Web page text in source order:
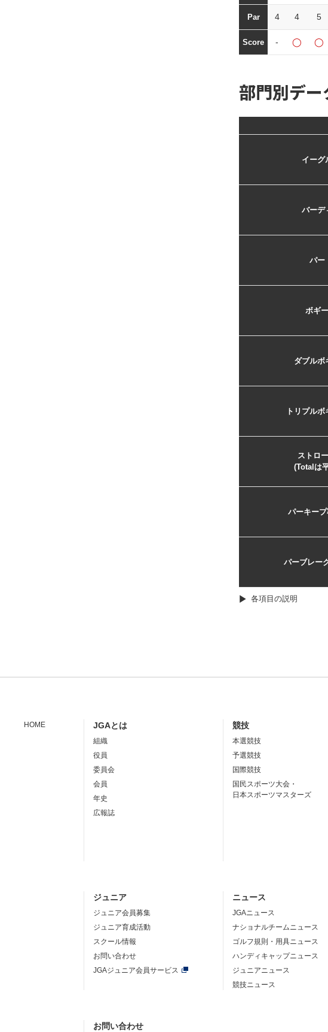
Par 4 4 5
Score - ◯ ◯
部門別デー
イーグ
バーデ
パー
ボギー
ダブルボ
トリプルボ
ストロ
(Totalは
パーキー
パーブレー
各項目の説明
HOME JGAとは
組織
役員
委員会
会員
年史
広報誌
競技
本選競技
予選競技
国際競技
国民スポーツ大会・
日本スポーツマスターズ
ジュニア
ジュニア会員募集
ジュニア育成活動
スクール情報
お問い合わせ
JGAジュニア会員サービス
ニュース
JGAニュース
ナショナルチームニュース
ゴルフ規則・用具ニュース
ハンディキャップニュース
ジュニアニュース
競技ニュース
お問い合わせ